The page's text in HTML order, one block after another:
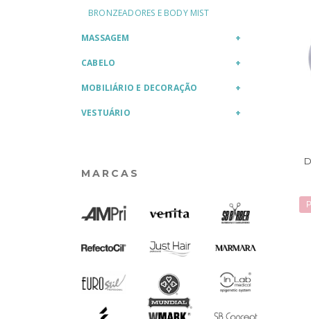
BRONZEADORES E BODY MIST
MASSAGEM
CABELO
MOBILIÁRIO E DECORAÇÃO
VESTUÁRIO
MARCAS